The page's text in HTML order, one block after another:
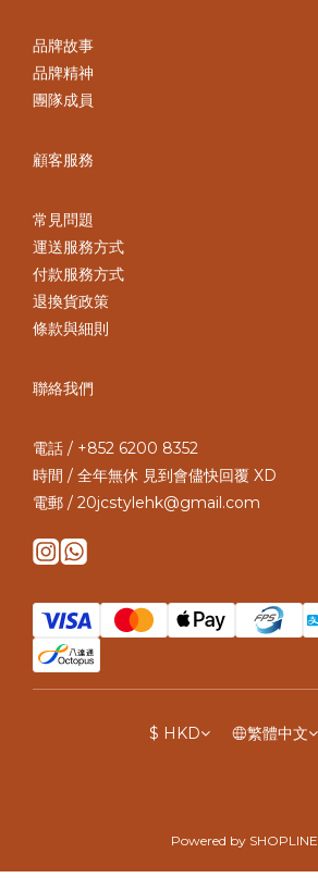
品牌故事
品牌精神
團隊成員
顧客服務
常見問題
運送服務方式
付款服務方式
退換貨政策
條款與細則
聯絡我們
電話 / +852 6200 8352
時間 / 全年無休 見到會儘快回覆 XD
電郵 / 20jcstylehk@gmail.com
$ HKD 繁體中文
Powered by SHOPLINE